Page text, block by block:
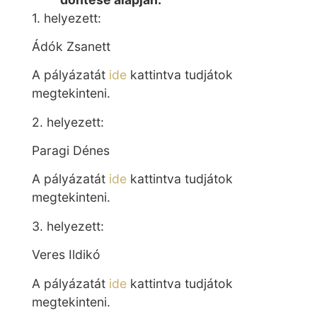
1. helyezett:
Ádók Zsanett
A pályázatát ide kattintva tudjátok
megtekinteni.
2. helyezett:
Paragi Dénes
A pályázatát ide kattintva tudjátok
megtekinteni.
3. helyezett:
Veres Ildikó
A pályázatát ide kattintva tudjátok
megtekinteni.